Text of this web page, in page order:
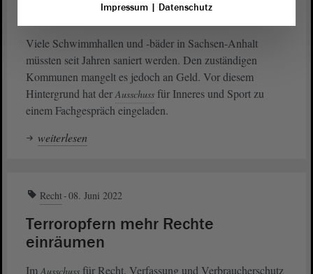
Schwimmbäder nötig
Viele Schwimmhallen und -bäder in Sachsen-Anhalt
müssten seit Jahren saniert werden. Den zuständigen
Kommunen mangelt es jedoch an Geld. Vor diesem
Hintergrund hat derAusschuss für Inneres und Sport zu
einem Fachgespräch eingeladen.
weiterlesen
Recht 08. Juni 2022
Terroropfern mehr Rechte
einräumen
ImAusschuss für Recht, Verfassung und Verbraucherschutz
Impressum| Datenschutz